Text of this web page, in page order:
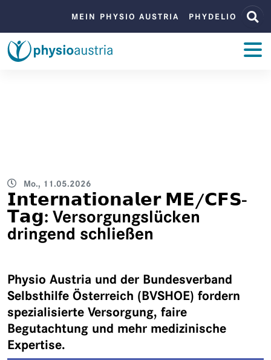
Zum Inhalt
Zur Navigation
MEIN PHYSIO AUSTRIA
PHYDELIO
ZUM INHALT
Mo., 11.05.2026
𝗜𝗻𝘁𝗲𝗿𝗻𝗮𝘁𝗶𝗼𝗻𝗮𝗹𝗲𝗿 𝗠𝗘/𝗖𝗙𝗦-
𝗧𝗮𝗴: Versorgungslücken
dringend schließen
Physio Austria und der Bundesverband
Selbsthilfe Österreich (BVSHOE) fordern
spezialisierte Versorgung, faire
Begutachtung und mehr medizinische
Expertise.